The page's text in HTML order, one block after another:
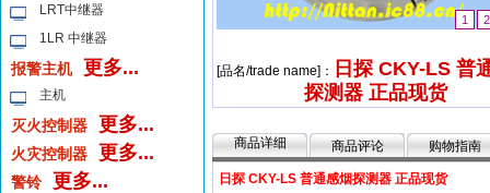
LRT中继器
1LR 中继器
报警主机 更多...
主机
灭火控制器 更多...
火灾控制器 更多...
警铃 更多...
1 2
[品名/trade name]：
日探 CKY-LS 普
探测器 正品现货
商品详细 商品评论 购物指南
日探 CKY-LS 普通感烟探测器 正品现货